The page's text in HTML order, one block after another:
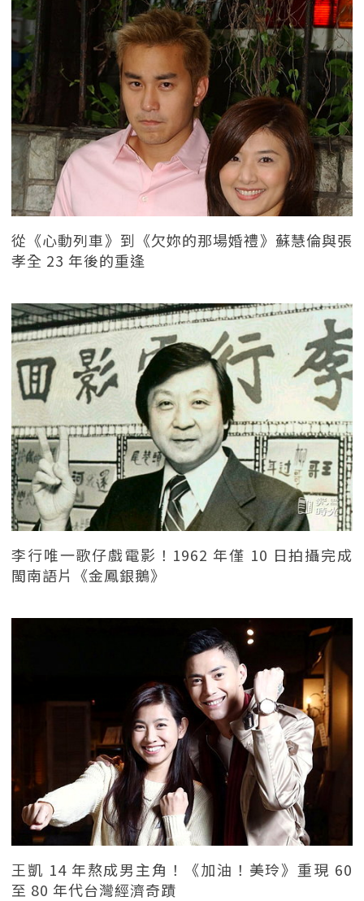
從《心動列車》到《欠妳的那場婚禮》蘇慧倫與張
孝全 23 年後的重逢
李行唯一歌仔戲電影！1962 年僅 10 日拍攝完成
閩南語片《金鳳銀鵝》
王凱 14 年熬成男主角！《加油！美玲》重現 60
至 80 年代台灣經濟奇蹟